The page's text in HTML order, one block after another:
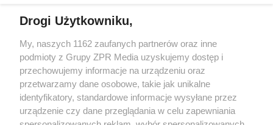
Żaden utwór zamieszczony w serwisie nie może być powielany i
rozpowszechniany lub dalej rozpowszechniany w jakikolwiek sposób (w
tym także elektroniczny lub mechaniczny) na jakimkolwiek polu
eksploatacji w jakiejkolwiek formie, włącznie z umieszczaniem w
Internecie bez pisemnej zgody właściciela praw. Jakiekolwiek użycie lub
wykorzystanie utworów w całości lub w części z naruszeniem prawa,
tzn. bez właściwej zgody, jest zabronione pod groźbą kary i może być
ścigane prawnie.
Drogi Użytkowniku,
My, naszych 1162 zaufanych partnerów oraz inne
podmioty z Grupy ZPR Media uzyskujemy dostęp i
przechowujemy informacje na urządzeniu oraz
przetwarzamy dane osobowe, takie jak unikalne
identyfikatory, standardowe informacje wysyłane przez
urządzenie czy dane przeglądania w celu zapewniania